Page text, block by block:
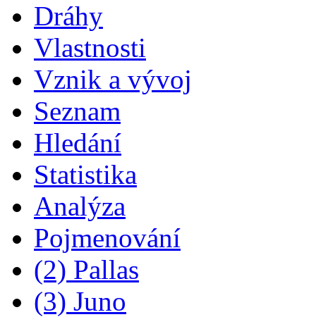
Dráhy
Vlastnosti
Vznik a vývoj
Seznam
Hledání
Statistika
Analýza
Pojmenování
(2) Pallas
(3) Juno